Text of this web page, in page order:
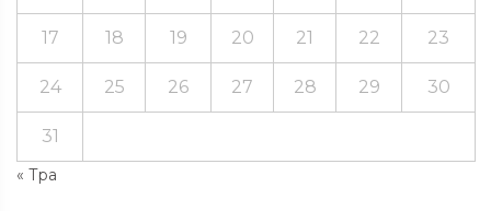
« Тра
17 18 19 20 21 22 23
24 25 26 27 28 29 30
31